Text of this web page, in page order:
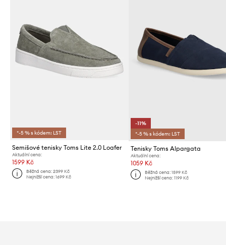
*-5 % s kódem: LST
Semišové tenisky Toms Lite 2.0 Loafer
Aktuální cena:
1599 Kč
Běžná cena:2399 Kč
Nejnižší cena:1699 Kč
-11%
*-5 % s kódem: LST
Tenisky Toms Alpargata
Aktuální cena:
1059 Kč
Běžná cena: 1599 Kč
Nejnižší cena: 1199 Kč